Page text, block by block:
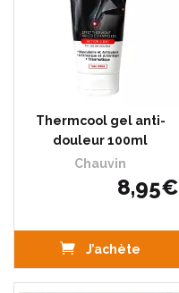
Thermcool gel anti-
douleur 100ml
Chauvin
8,95€
J’achète